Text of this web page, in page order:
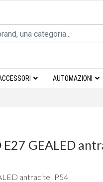
AUTOMAZIONI
antracite IP54